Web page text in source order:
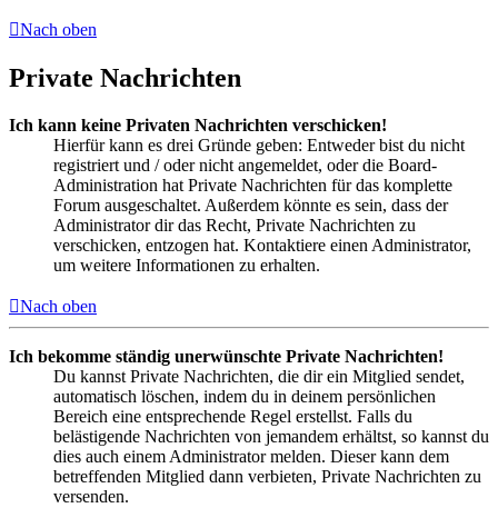
Nach oben
Private Nachrichten
Ich kann keine Privaten Nachrichten verschicken!
Hierfür kann es drei Gründe geben: Entweder bist du nicht
registriert und / oder nicht angemeldet, oder die Board-
Administration hat Private Nachrichten für das komplette
Forum ausgeschaltet. Außerdem könnte es sein, dass der
Administrator dir das Recht, Private Nachrichten zu
verschicken, entzogen hat. Kontaktiere einen Administrator,
um weitere Informationen zu erhalten.
Nach oben
Ich bekomme ständig unerwünschte Private Nachrichten!
Du kannst Private Nachrichten, die dir ein Mitglied sendet,
automatisch löschen, indem du in deinem persönlichen
Bereich eine entsprechende Regel erstellst. Falls du
belästigende Nachrichten von jemandem erhältst, so kannst du
dies auch einem Administrator melden. Dieser kann dem
betreffenden Mitglied dann verbieten, Private Nachrichten zu
versenden.